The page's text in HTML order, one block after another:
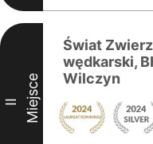
II Miejsce
Świat
wędkarski,
Wilczyn